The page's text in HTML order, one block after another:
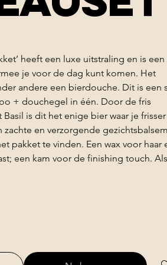
heeft een luxe uitstraling en is een
je voor de dag kunt komen. Het
andere een bierdouche. Dit is een
+ douchegel in één. Door de fris
is dit het enige bier waar je frisser
zachte en verzorgende
pakket te vinden. Een wax voor haar
een kam voor de finishing touch.